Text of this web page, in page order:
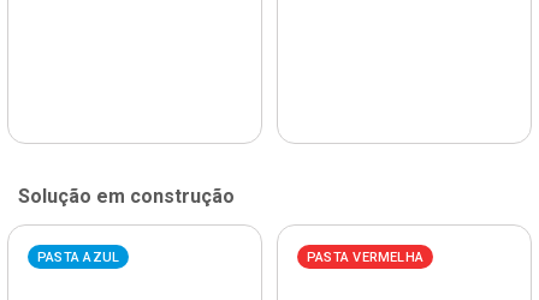
Solução em construção
PASTA AZUL PASTA VERMELHA